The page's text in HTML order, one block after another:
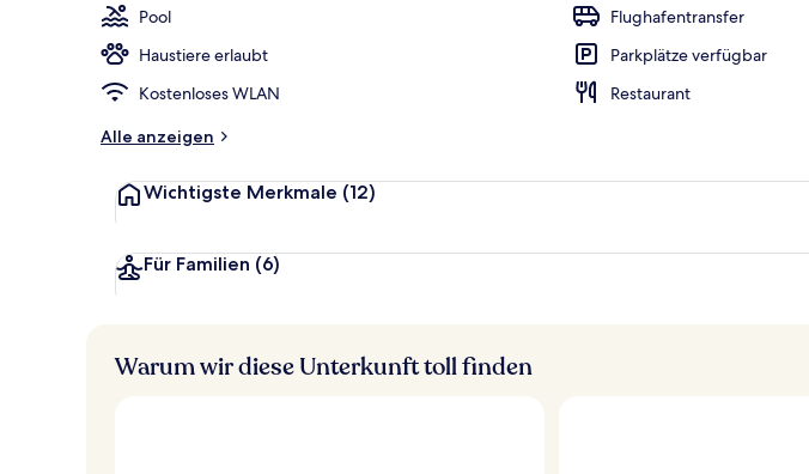
Pool
Flughafentransfer
Haustiere erlaubt
Parkplätze verfügbar
Kostenloses WLAN
Restaurant
Alle anzeigen
Wichtigste Merkmale (12)
Für Familien (6)
Warum wir diese Unterkunft toll finden